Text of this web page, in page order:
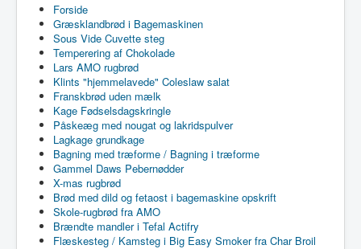
Forside
Græsklandbrød i Bagemaskinen
Sous Vide Cuvette steg
Temperering af Chokolade
Lars AMO rugbrød
Klints "hjemmelavede" Coleslaw salat
Franskbrød uden mælk
Kage Fødselsdagskringle
Påskeæg med nougat og lakridspulver
Lagkage grundkage
Bagning med træforme / Bagning i træforme
Gammel Daws Pebernødder
X-mas rugbrød
Brød med dild og fetaost i bagemaskine opskrift
Skole-rugbrød fra AMO
Brændte mandler i Tefal Actifry
Flæskesteg / Kamsteg i Big Easy Smoker fra Char Broil